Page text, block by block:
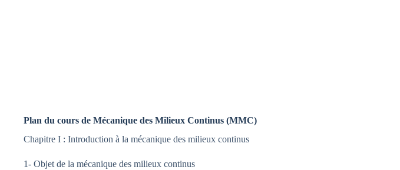
Plan du cours de Mécanique des Milieux Continus (MMC)
Chapitre I : Introduction à la mécanique des milieux continus
1- Objet de la mécanique des milieux continus